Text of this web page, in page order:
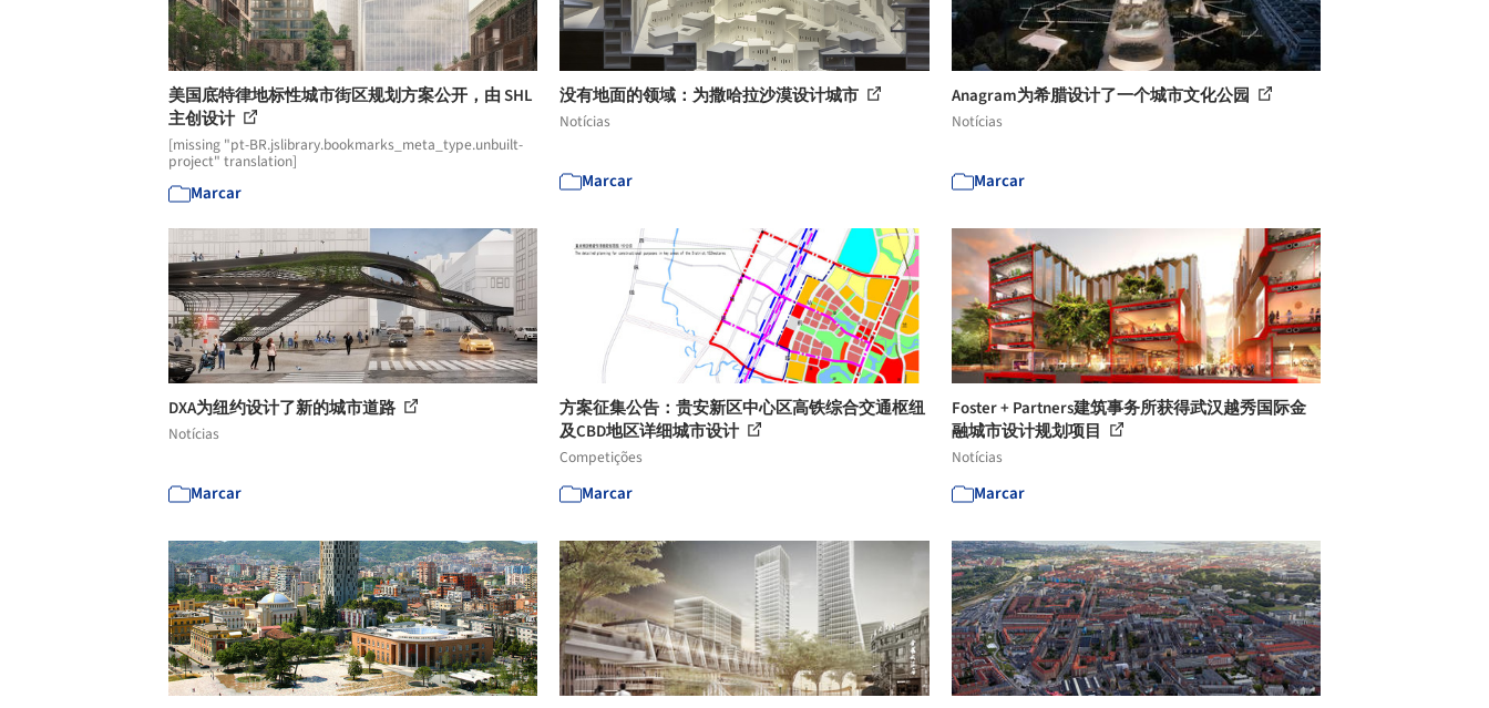
美国底特律地标性城市街区规划方案公开，由 SHL
主创设计
[missing "pt-BR.jslibrary.bookmarks_meta_type.unbuilt-
project" translation]
Marcar
没有地面的领域：为撒哈拉沙漠设计城市
Notícias
Marcar
Anagram为希腊设计了一个城市文化公园
Notícias
Marcar
DXA为纽约设计了新的城市道路
Notícias
Marcar
方案征集公告：贵安新区中心区高铁综合交通枢纽
及CBD地区详细城市设计
Competições
Marcar
Foster + Partners建筑事务所获得武汉越秀国际金
融城市设计规划项目
Notícias
Marcar